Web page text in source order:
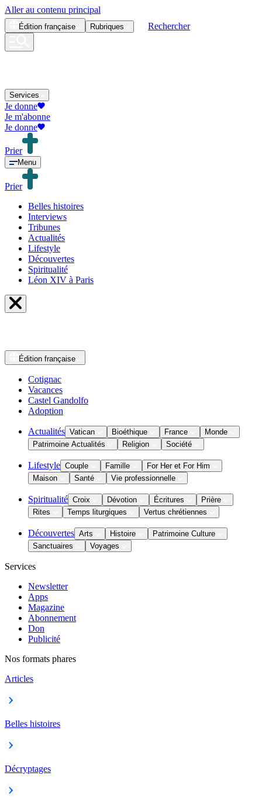
Aller au contenu principal
Édition française Rubriques Rechercher
Services
Je donne
Je m'abonne
Je donne
Prier
Menu
Prier
Belles histoires
Interviews
Tribunes
Actualités
Lifestyle
Découvertes
Spiritualité
Léon XIV à Paris
Édition française
Cotignac
Vacances
Castel Gandolfo
Adoption
Actualités Vatican Bioéthique France
Monde
Patrimoine Actualités
Religion Société
Lifestyle Couple Famille
For Her et For Him
Maison
Santé Vie professionnelle
Spiritualité Croix Dévotion Écritures
Prière
Rites
Temps liturgiques Vertus chrétiennes
Découvertes Arts Histoire
Patrimoine Culture
Sanctuaires
Voyages
Services
Newsletter
Apps
Magazine
Abonnement
Don
Publicité
Nos formats phares
Articles
Belles histoires
Décryptages